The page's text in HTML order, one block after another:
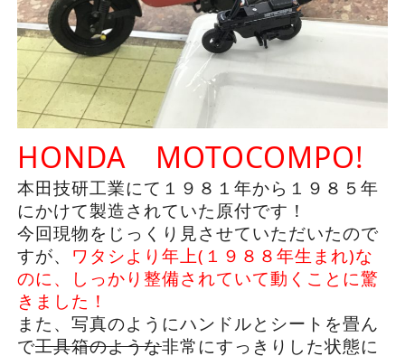
HONDA MOTOCOMPO!
本田技研工業にて１９８１年から１９８５年
にかけて製造されていた原付です！
今回現物をじっくり見させていただいたので
すが、 ワタシより年上(１９８８年生まれ)な
のに、しっかり整備されていて動くことに驚
きました！
また、写真のようにハンドルとシートを畳ん
で工具箱のような非常にすっきりした状態に